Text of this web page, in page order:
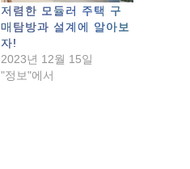
저렴한 모듈러 주택 구
매탐방과 설계에 알아보
자!
2023년 12월 15일
"정보"에서